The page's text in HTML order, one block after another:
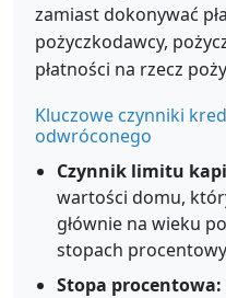
zamiast dokonywać
pożyczkodawcy,
płatności na rzecz
Kluczowe czynniki
odwróconego
Czynnik limitu
wartości domu,
głównie na wieku
stopach
Stopa procentowa: